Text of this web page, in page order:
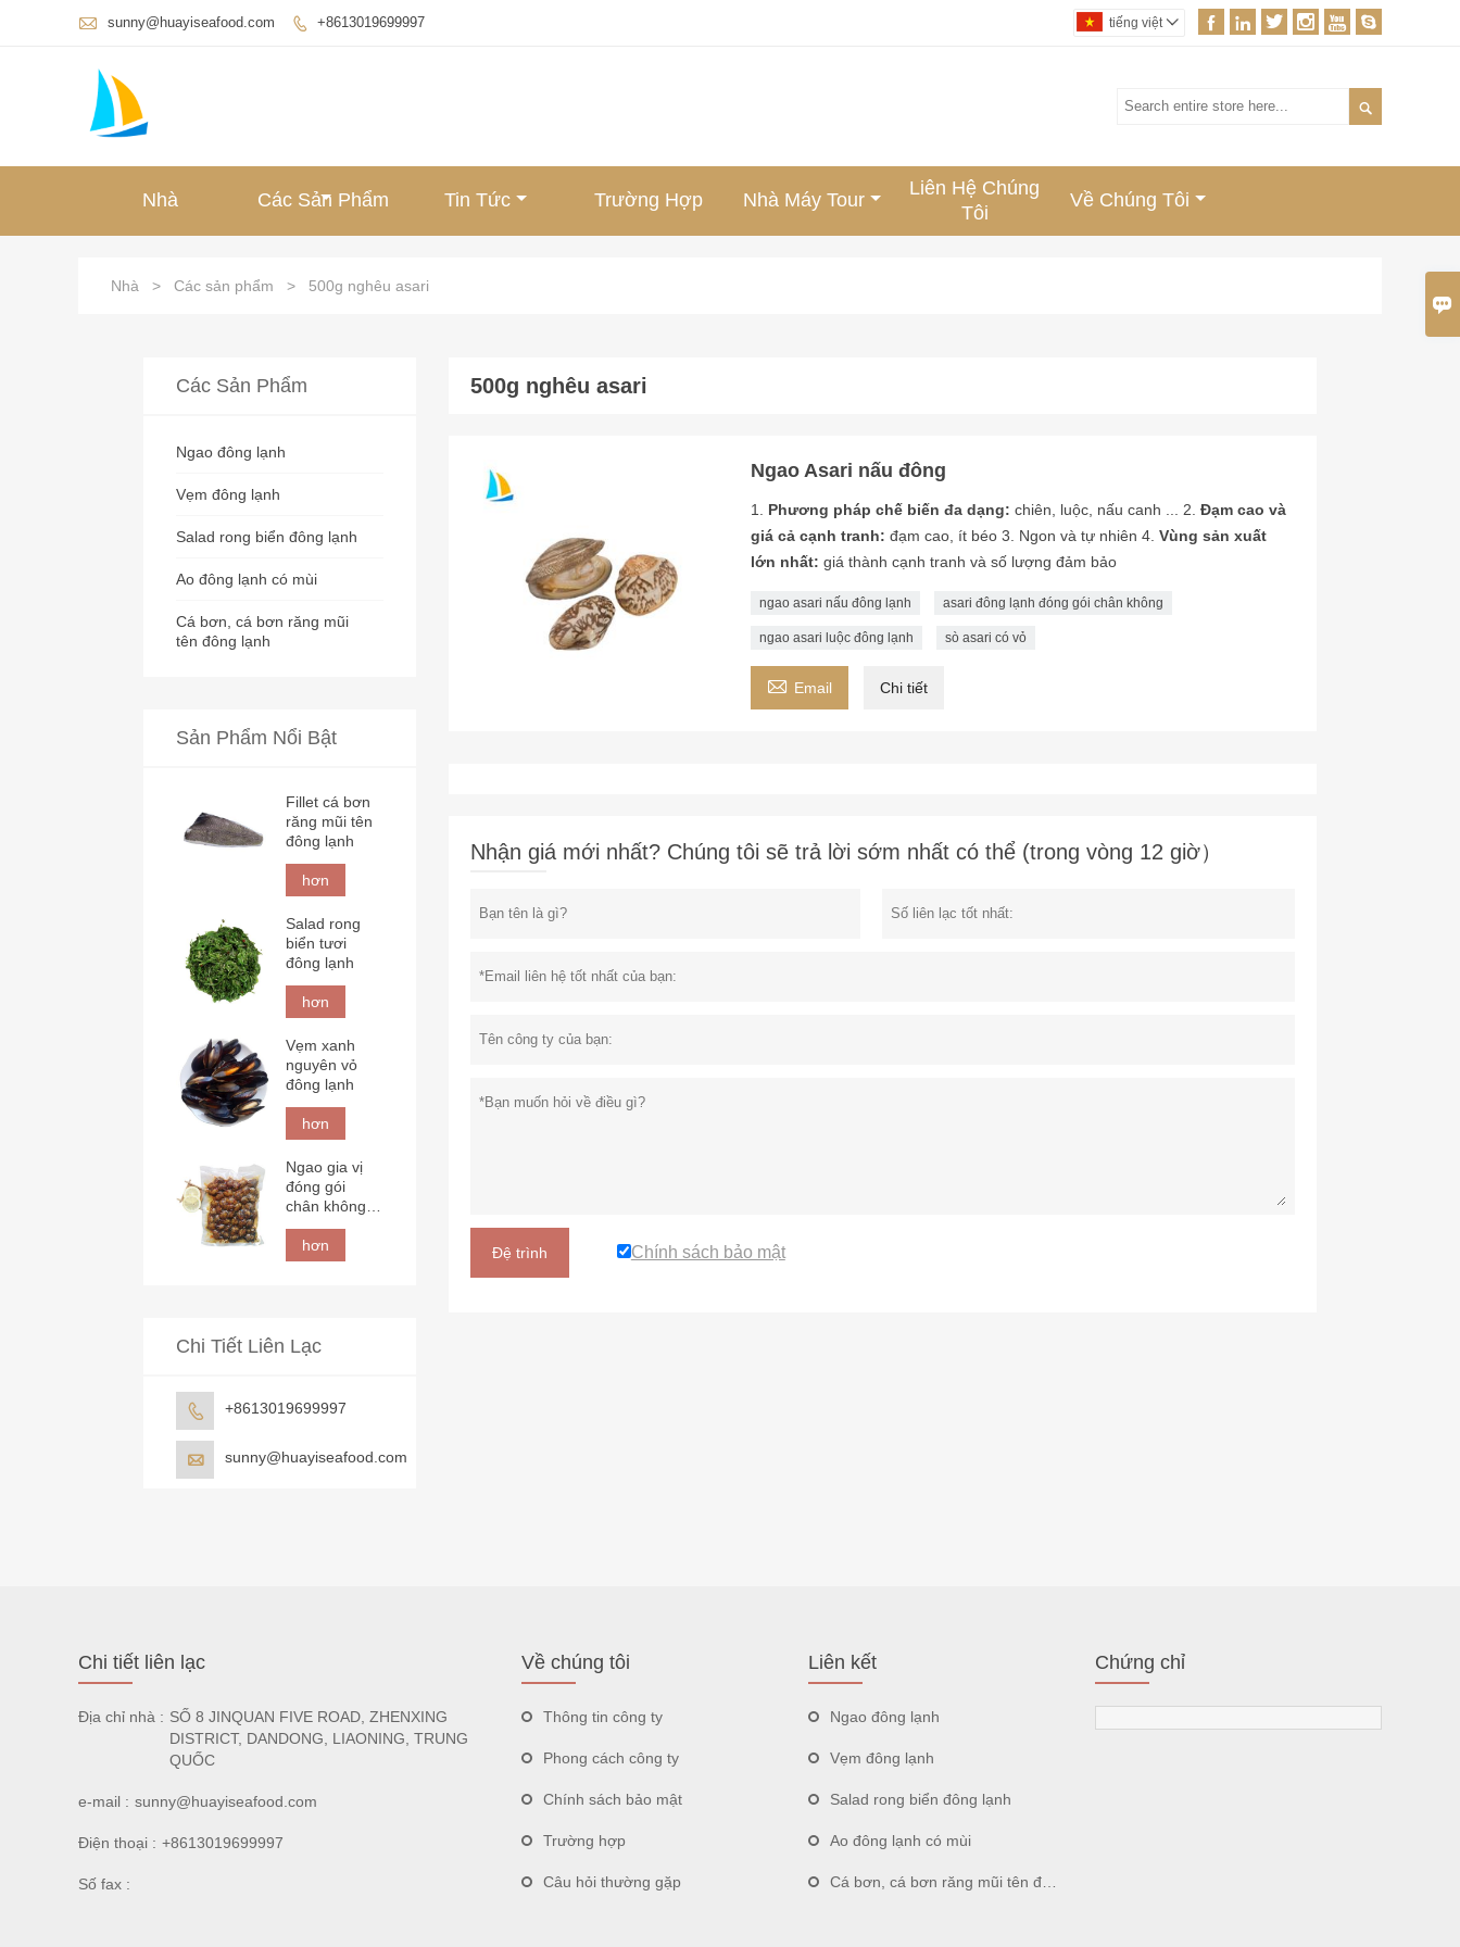

 sunny@huayiseafood.com  +8613019699997      
tiếng việt 

Nhà Các Sản Phẩm Tin Tức Trường Hợp Nhà Máy Tour
Liên Hệ Chúng
Tôi
Về Chúng Tôi
Nhà > Các sản phẩm > 500g nghêu asari
500g nghêu asari
Ngao Asari nấu đông
1. Phương pháp chế biến đa dạng: chiên, luộc, nấu canh ... 2. Đạm cao và
giá cả cạnh tranh: đạm cao, ít béo 3. Ngon và tự nhiên 4. Vùng sản xuất
lớn nhất: giá thành cạnh tranh và số lượng đảm bảo
ngao asari nấu đông lạnh asari đông lạnh đóng gói chân không
ngao asari luộc đông lạnh sò asari có vỏ
 Email Chi tiết
Nhận giá mới nhất? Chúng tôi sẽ trả lời sớm nhất có thể (trong vòng 12 giờ）
Đệ trình Chính sách bảo mật
Các Sản Phẩm
Ngao đông lạnh
Vẹm đông lạnh
Salad rong biển đông lạnh
Ao đông lạnh có mùi
Cá bơn, cá bơn răng mũi
tên đông lạnh
Sản Phẩm Nổi Bật
Fillet cá bơn
răng mũi tên
đông lạnh
hơn
Salad rong
biển tươi
đông lạnh
hơn
Vẹm xanh
nguyên vỏ
đông lạnh
hơn
Ngao gia vị
đóng gói
chân không
đông lạnh
hơn
Chi Tiết Liên Lạc
 +8613019699997
 sunny@huayiseafood.com
Chi tiết liên lạc
Địa chỉ nhà : SỐ 8 JINQUAN FIVE ROAD, ZHENXING
DISTRICT, DANDONG, LIAONING, TRUNG
QUỐC
e-mail : sunny@huayiseafood.com
Điện thoại : +8613019699997
Số fax :
Về chúng tôi
Thông tin công ty
Phong cách công ty
Chính sách bảo mật
Trường hợp
Câu hỏi thường gặp
Liên kết
Ngao đông lạnh
Vẹm đông lạnh
Salad rong biển đông lạnh
Ao đông lạnh có mùi
Cá bơn, cá bơn răng mũi tên đông lạnh
Chứng chỉ